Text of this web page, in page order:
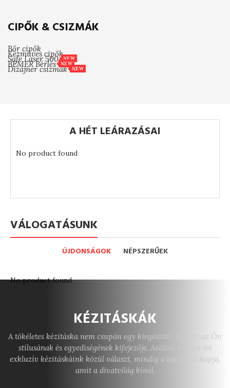
CIPŐK & CSIZMÁK
Bőr cipők
Kézműves cipők
Safe Laser 500 NEW
BEMER Bérlés NEW
Dizájner csizmák NEW
A HÉT LEÁRAZÁSAI
No product found
VÁLOGATÁSUNK
ÚJDONSÁGOK NÉPSZERŰEK
No product found
KÉZITÁSKÁK
A tökéletes kézitáska nem csupán egy kiegészítő, hanem az Ön
stílusának és egyediségének kifejezője. Azáltal, hogy a mi
exkluzív kézitáskáink közül választ, mindig a legjobbat kapja,
amit a divatvilág kínál.